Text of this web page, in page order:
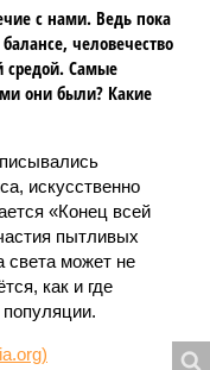
с нами. Ведь пока
человечество
средой. Самые
они были? Какие
искусственно
«Конец всей
пытливых
света может не
как и где